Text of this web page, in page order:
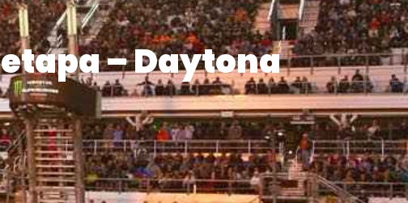
etapa – Daytona